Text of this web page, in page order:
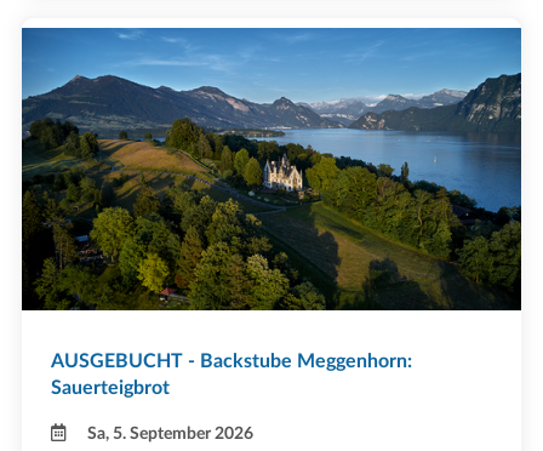
AUSGEBUCHT - Backstube Meggenhorn:
Sauerteigbrot
Sa, 5. September 2026